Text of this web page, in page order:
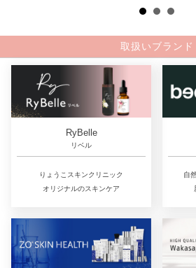
取扱いブランド
RyBelle
リベル
りょうこスキンクリニック
オリジナルのスキンケア
自